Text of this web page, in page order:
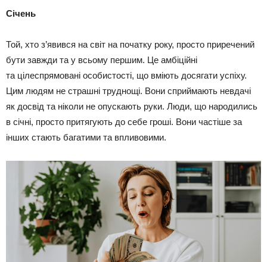
Січень
Той, хто з’явився на світ на початку року, просто приречений
бути завжди та у всьому першим. Це амбіційні
та цілеспрямовані особистості, що вміють досягати успіху.
Цим людям не страшні труднощі. Вони сприймають невдачі
як досвід та ніколи не опускають руки. Люди, що народились
в січні, просто притягують до себе гроші. Вони частіше за
інших стають багатими та впливовими.